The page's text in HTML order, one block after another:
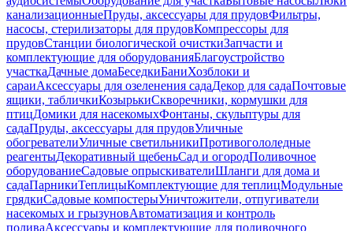
канализационныеПруды, аксессуары для прудовФильтры,
насосы, стерилизаторы для прудовКомпрессоры для
прудовСтанции биологической очисткиЗапчасти и
комплектующие для оборудованияБлагоустройство
участкаДачные домаБеседкиБаниХозблоки и
сараиАксессуары для озеленения садаДекор для садаПочтовые
ящики, табличкиКозырькиСкворечники, кормушки для
птицДомики для насекомыхФонтаны, скульптуры для
садаПруды, аксессуары для прудовУличные
обогревателиУличные светильникиПротивогололедные
реагентыДекоративный щебеньСад и огородПоливочное
оборудованиеСадовые опрыскивателиШланги для дома и
садаПарникиТеплицыКомплектующие для теплицМодульные
грядкиСадовые компостерыУничтожители, отпугиватели
насекомых и грызуновАвтоматизация и контроль
поливаАксессуары и комплектующие для поливочного